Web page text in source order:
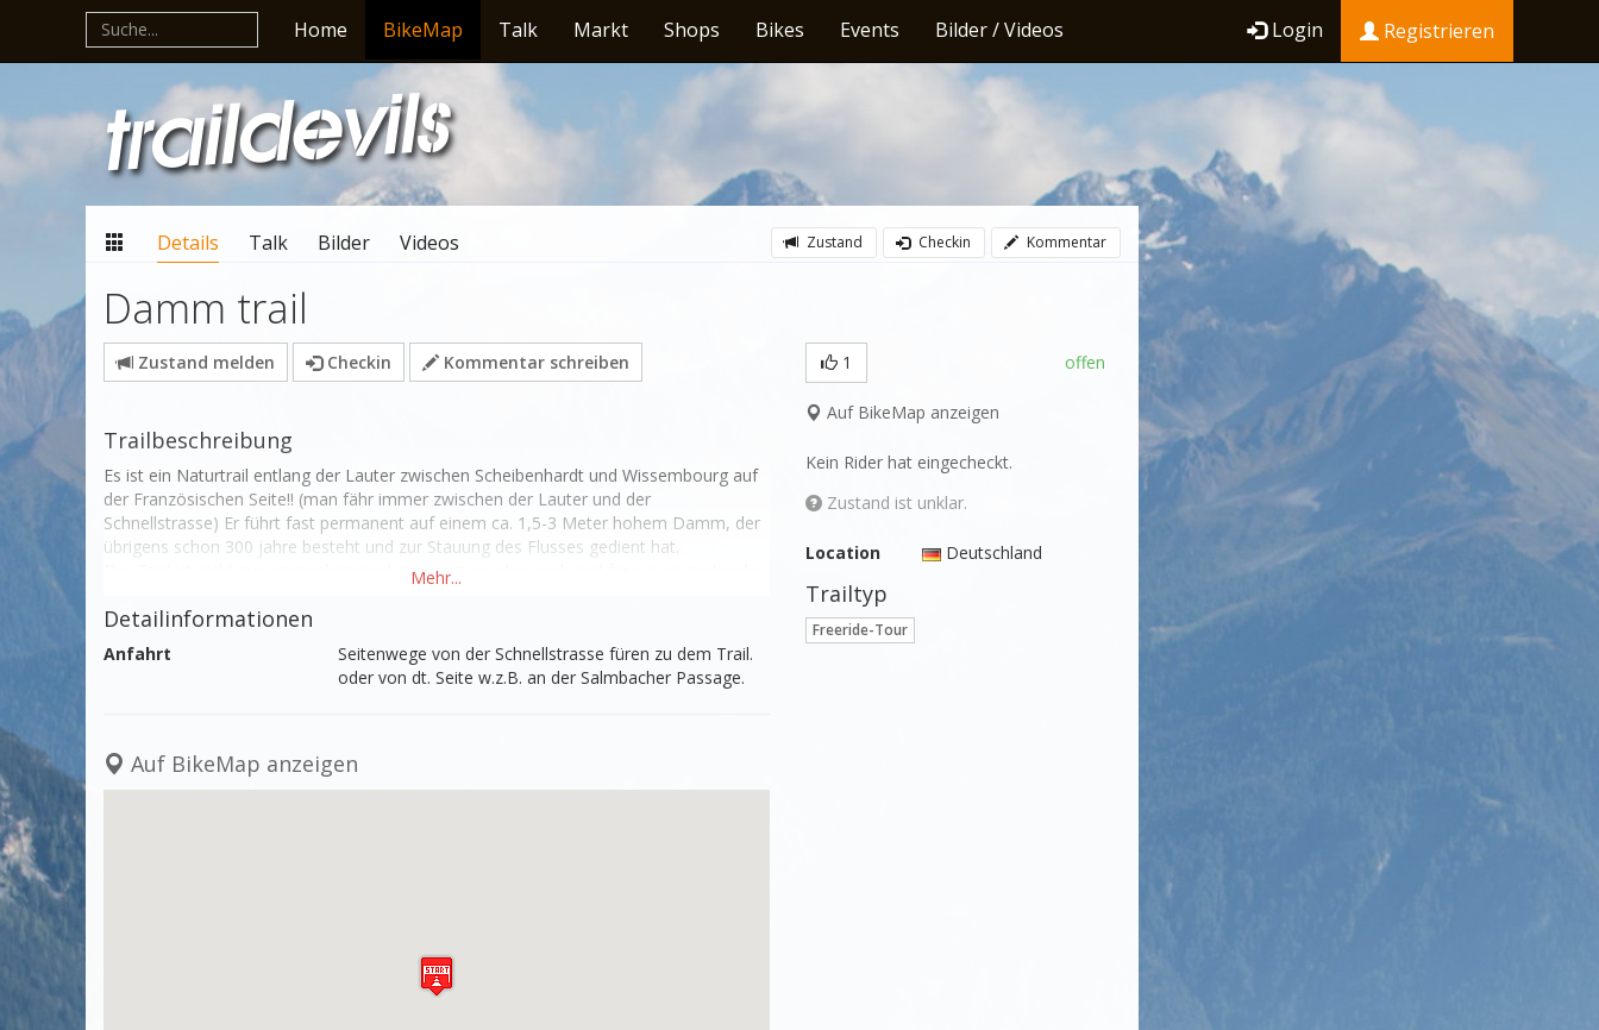
Home BikeMap Talk Markt Shops Bikes Events Bilder / Videos Login Registrieren
Details Talk Bilder Videos Zustand Checkin Kommentar
Damm trail
1 offen
Auf BikeMap anzeigen
Kein Rider hat eingecheckt.
Zustand ist unklar.
Location Deutschland
Trailtyp
Freeride-Tour
Zustand melden Checkin Kommentar schreiben
Trailbeschreibung
Es ist ein Naturtrail entlang der Lauter zwischen Scheibenhardt und Wissembourg auf
der Französischen Seite!! (man fähr immer zwischen der Lauter und der
Schnellstrasse) Er führt fast permanent auf einem ca. 1,5-3 Meter hohem Damm, der
übrigens schon 300 jahre besteht und zur Stauung des Flusses gedient hat.
Der Trail ist nicht zusammenhängend, mann muss also auch mal für n paar meter die
Nicht sehr anspruchsvoll zu fahren,aber es gibt sehr schöne Stellen. n paar sprünge
gibt`s aber auch.
in beide Richtungen befahrbar und kein bzw nur leichtes Gefälle.
Detailinformationen
Anfahrt
Seitenwege von der Schnellstrasse füren zu dem Trail.
oder von dt. Seite w.z.B. an der Salmbacher Passage.
Auf BikeMap anzeigen